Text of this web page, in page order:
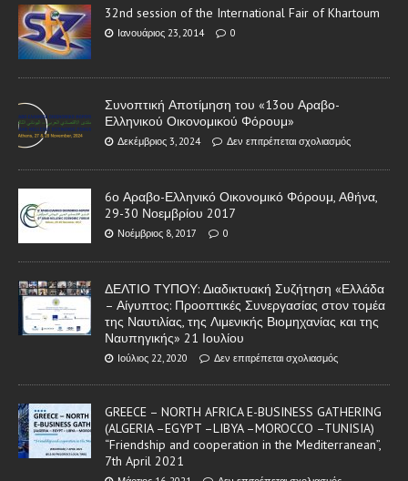
32nd session of the International Fair of Khartoum
Ιανουάριος 23, 2014 0
Συνοπτική Αποτίμηση του «13ου Αραβο-
Ελληνικού Οικονομικού Φόρουμ»
Δεκέμβριος 3, 2024 Δεν επιτρέπεται σχολιασμός
6ο Αραβο-Ελληνικό Οικονομικό Φόρουμ, Αθήνα,
29-30 Νοεμβρίου 2017
Νοέμβριος 8, 2017 0
ΔΕΛΤΙΟ ΤΥΠΟΥ: Διαδικτυακή Συζήτηση «Ελλάδα
– Αίγυπτος: Προοπτικές Συνεργασίας στον τομέα
της Ναυτιλίας, της Λιμενικής Βιομηχανίας και της
Ναυπηγικής» 21 Ιουλίου
Ιούλιος 22, 2020 Δεν επιτρέπεται σχολιασμός
GREECE – NORTH AFRICA E-BUSINESS GATHERING
(ALGERIA –EGYPT –LIBYA –MOROCCO –TUNISIA)
“Friendship and cooperation in the Mediterranean”,
7th April 2021